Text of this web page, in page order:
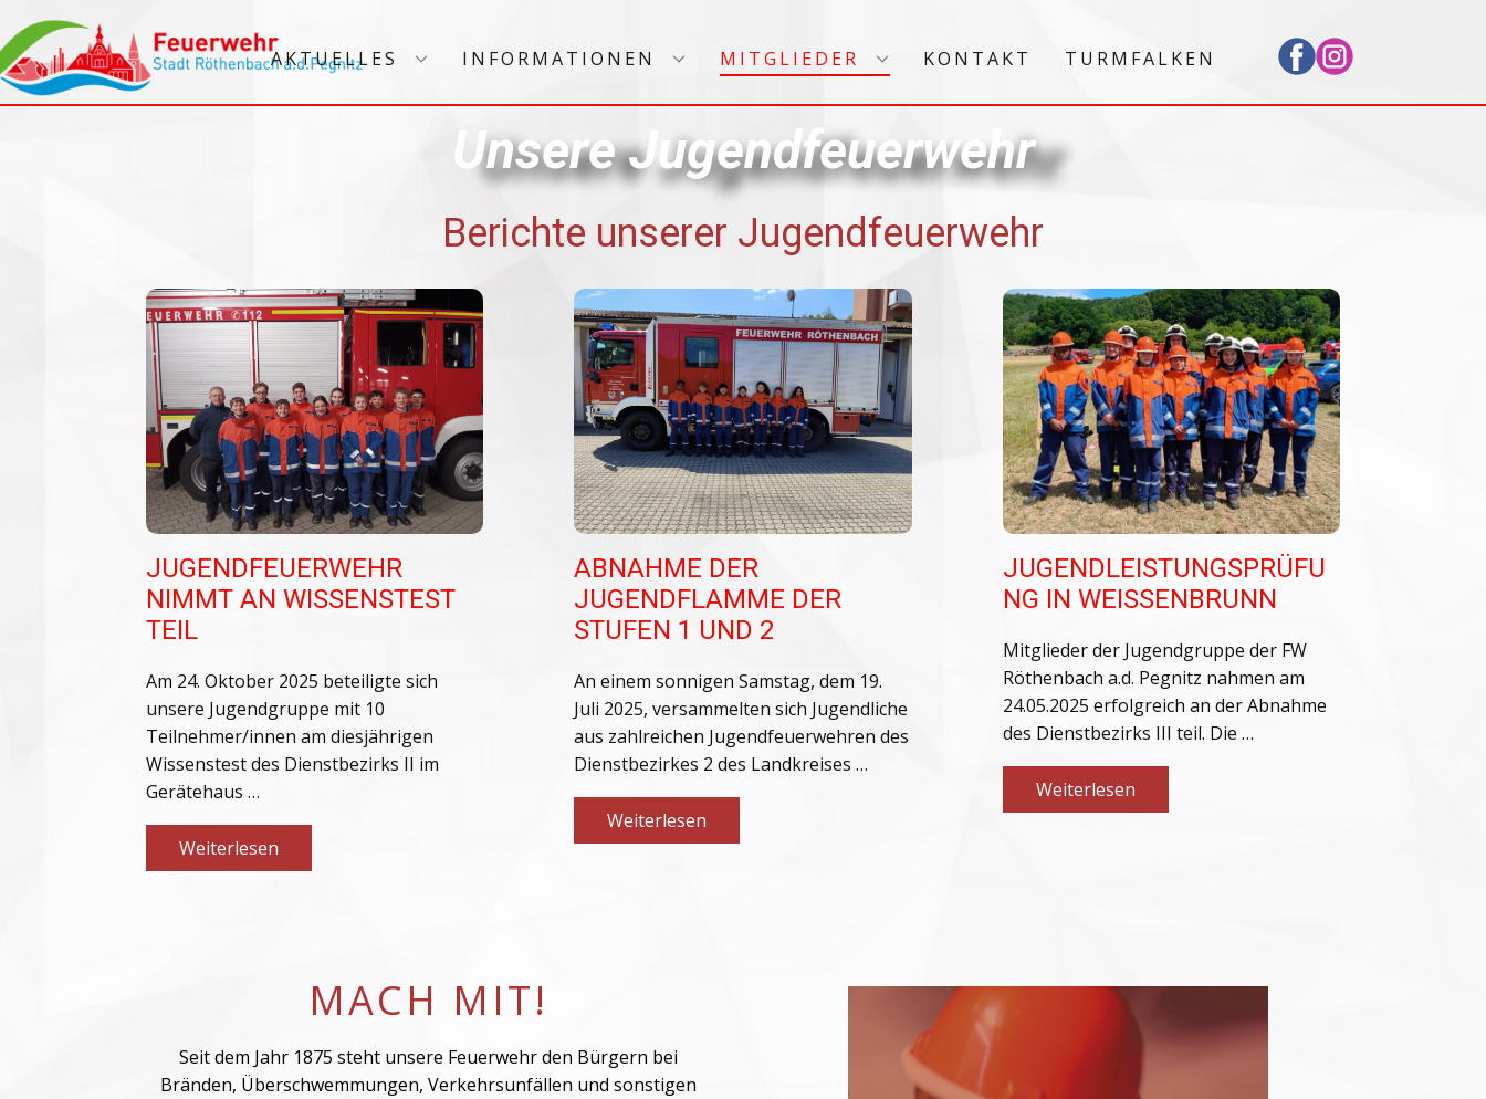
AKTUELLES INFORMATIONEN MITGLIEDER KONTAKT TURMFALKEN
Unsere Jugendfeuerweh​r
Berichte unserer Jugendfeuerwehr
JUGENDFEUERWEHR
NIMMT AN WISSENSTEST
TEIL
Am 24. Oktober 2025 beteiligte sich
unsere Jugendgruppe mit 10
Teilnehmer/innen am diesjährigen
Wissenstest des Dienstbezirks II im
Gerätehaus …
Weiterlesen
ABNAHME DER
JUGENDFLAMME DER
STUFEN 1 UND 2
An einem sonnigen Samstag, dem 19.
Juli 2025, versammelten sich Jugendliche
aus zahlreichen Jugendfeuerwehren des
Dienstbezirkes 2 des Landkreises …
Weiterlesen
JUGENDLEISTUNGSPRÜFU
NG IN WEISSENBRUNN
Mitglieder der Jugendgruppe der FW
Röthenbach a.d. Pegnitz nahmen am
24.05.2025 erfolgreich an der Abnahme
des Dienstbezirks III teil. Die …
Weiterlesen
MACH MIT!
Seit dem Jahr 1875 steht unsere Feuerwehr den Bürgern bei
Bränden, Überschwemmungen, Verkehrsunfällen und sonstigen